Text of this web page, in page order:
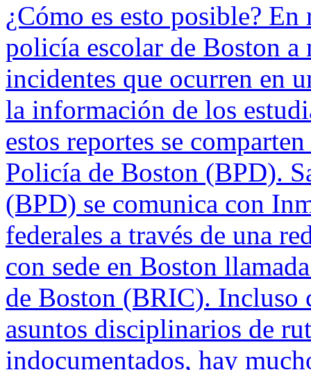
¿Cómo es esto posible?
policía escolar de Boston a
incidentes que ocurren en
la información de los
estos reportes se
Policía de Boston (BPD).
(BPD) se comunica con
federales a través de una
con sede en Boston
de Boston (BRIC). Incluso
asuntos disciplinarios de
indocumentados, hay